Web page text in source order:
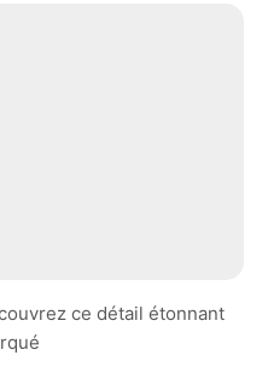
ce détail étonnant